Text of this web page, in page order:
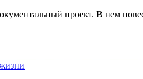
проект. В нем